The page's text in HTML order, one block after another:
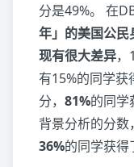
分是49%。 在
年」的美国公
现有很大差异，
有15%的同学获
分， 81%的同学
背景分析的分数，
36%的同学获得